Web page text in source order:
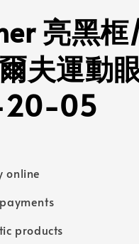
亮黑
夫運動
05
online
products